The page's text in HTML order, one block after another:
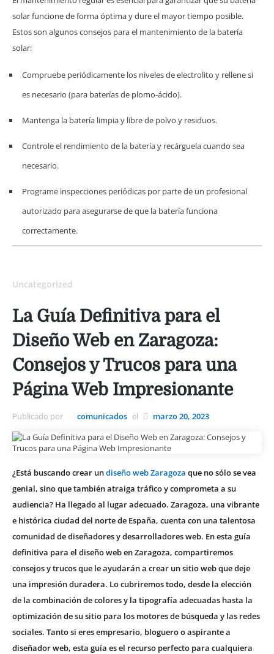
solar funcione de forma óptima y dure el mayor tiempo posible.
Estos son algunos consejos para el mantenimiento de la batería
solar:
Compruebe periódicamente los niveles de electrolito y rellene si
es necesario (para baterías de plomo-ácido).
Mantenga la batería limpia y libre de polvo y residuos.
Controle el rendimiento de la batería y recárguela cuando sea
necesario.
Programe inspecciones periódicas por parte de un profesional
autorizado para asegurarse de que la batería funciona
correctamente.
Uncategorized
La Guía Definitiva para el
Diseño Web en Zaragoza:
Consejos y Trucos para una
Página Web Impresionante
Publicado por comunicados el marzo 20, 2023
¿Está buscando crear undiseño web Zaragoza que no sólo se vea
genial, sino que también atraiga tráfico y comprometa a su
audiencia? Ha llegado al lugar adecuado. Zaragoza, una vibrante
e histórica ciudad del norte de España, cuenta con una talentosa
comunidad de diseñadores y desarrolladores web. En esta guía
definitiva para el diseño web en Zaragoza, compartiremos
consejos y trucos que le ayudarán a crear un sitio web que deje
una impresión duradera. Lo cubriremos todo, desde la elección
de la combinación de colores y la tipografía adecuadas hasta la
optimización de su sitio para los motores de búsqueda y las redes
sociales. Tanto si eres empresario, bloguero o aspirante a
diseñador web, esta guía es el recurso perfecto para cualquiera